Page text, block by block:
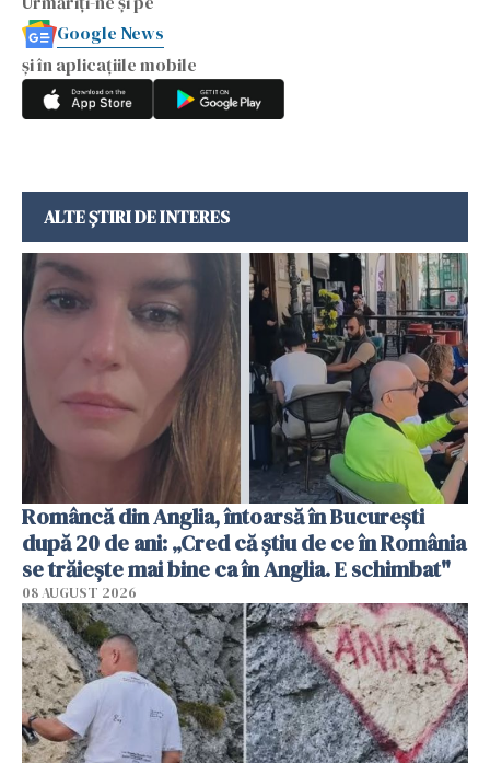
Google News
și în aplicațiile mobile
ALTE ȘTIRI DE INTERES
Româncă din Anglia, întoarsă în București
după 20 de ani: „Cred că știu de ce în România
se trăiește mai bine ca în Anglia. E schimbat"
08 AUGUST 2026